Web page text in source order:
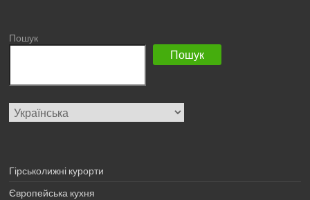
Пошук
Пошук
Вибрати
мову
Гірськолижні курорти
Європейська кухня